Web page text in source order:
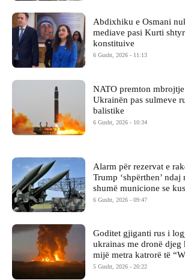
Abdixhiku e Osmani
mediave pasi Kurti
konstituive
6 Gusht, 2026 - 11:13
NATO premton
Ukrainën pas sulmeve
balistike
6 Gusht, 2026 - 10:34
Alarm për rezervat e
Trump ‘shpërthen’
shumë municione se
6 Gusht, 2026 - 09:47
Goditet gjiganti rus i
ukrainas me dronë
mijë metra katrorë të
5 Gusht, 2026 - 20:22